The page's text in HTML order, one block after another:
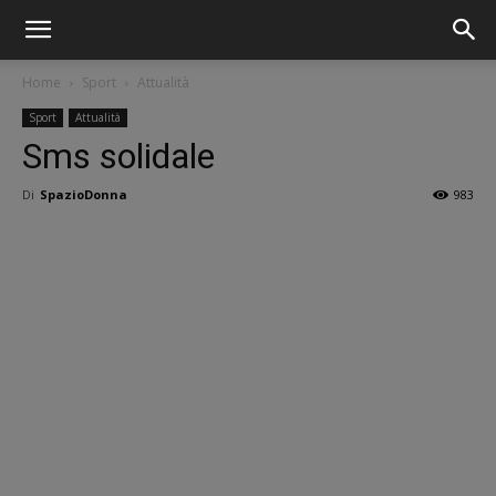
Home Sport Attualità
Sport Attualità
Sms solidale
Di SpazioDonna 983